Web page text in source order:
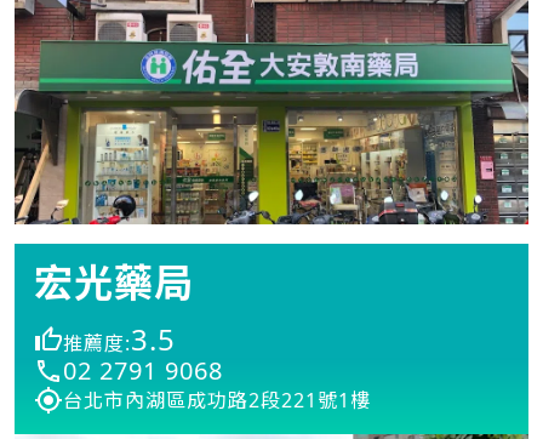
宏光藥局
推薦度:3.5
02 2791 9068
台北市內湖區成功路2段221號1樓